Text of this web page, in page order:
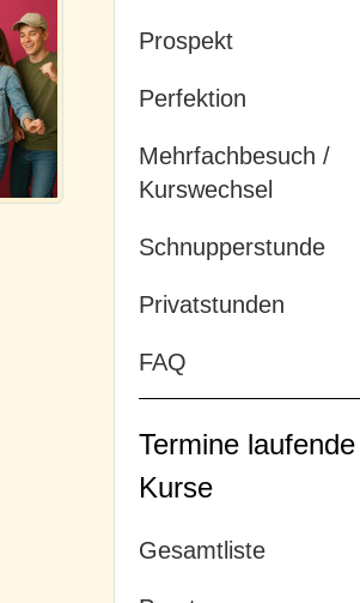
Prospekt
Perfektion
Mehrfachbesuch /
Kurswechsel
Schnupperstunde
Privatstunden
FAQ
Termine laufende
Kurse
Gesamtliste